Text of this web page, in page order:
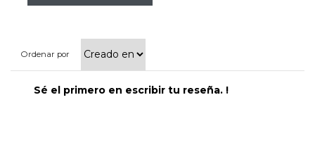
Ordenar por
Sé el primero en escribir tu reseña. !